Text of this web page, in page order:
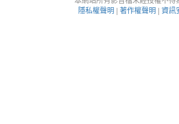
隱私權聲明 | 著作權聲明 | 資訊